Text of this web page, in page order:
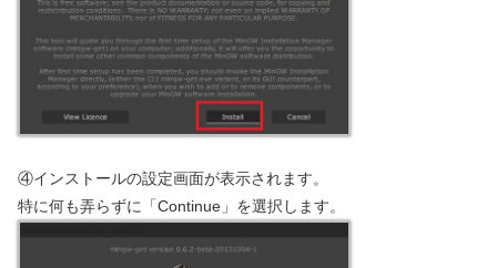
④インストールの設定画面が表示されます。
特に何も弄らずに「Continue」を選択します。